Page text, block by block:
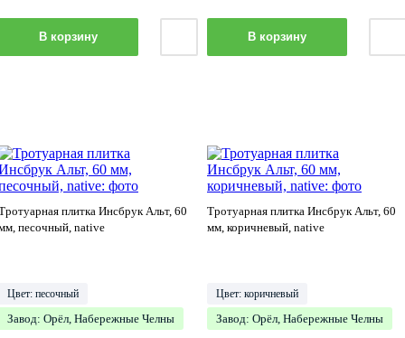
В корзину В корзину
плитка Инсбрук Альт, 60
песочный, native
Цвет: песочный
Завод: Орёл, Набережные Челны
Тротуарная плитка Инсбрук Альт, 60
мм, коричневый, native
Цвет: коричневый
Завод: Орёл, Набережные Челны